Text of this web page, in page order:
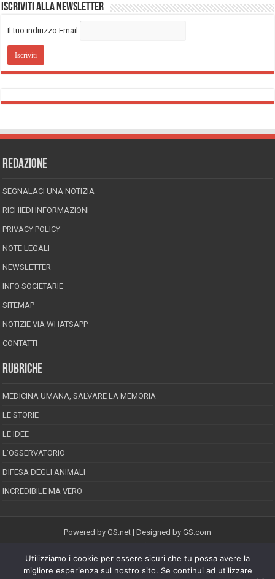
Iscriviti alla Newsletter
Il tuo indirizzo Email
REDAZIONE
SEGNALACI UNA NOTIZIA
RICHIEDI INFORMAZIONI
PRIVACY POLICY
NOTE LEGALI
NEWSLETTER
INFO SOCIETARIE
SITEMAP
NOTIZIE VIA WHATSAPP
CONTATTI
RUBRICHE
MEDICINA UMANA, SALVARE LA MEMORIA
LE STORIE
LE IDEE
L’OSSERVATORIO
DIFESA DEGLI ANIMALI
INCREDIBILE MA VERO
Powered by GS.net | Designed by GS.com
EPINEION EDITRICE S.R.L.P.Iva 02008710689
Registrazione Tribunale di Pescara reg. speciale della stampa n.08/2012
Utilizziamo i cookie per essere sicuri che tu possa avere la
migliore esperienza sul nostro sito. Se continui ad utilizzare